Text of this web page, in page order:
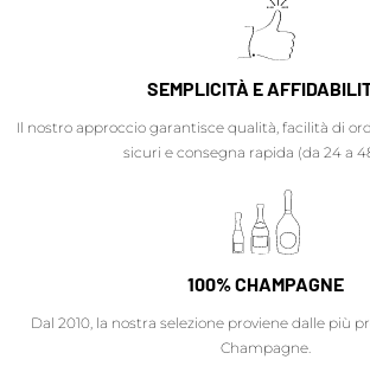
SEMPLICITÀ E
Il nostro approccio garantisce qualità, facilità di
sicuri e consegna rapida (da 24 a
100% CHAMPAGNE
Dal 2010, la nostra selezione proviene dalle più
Champagne.